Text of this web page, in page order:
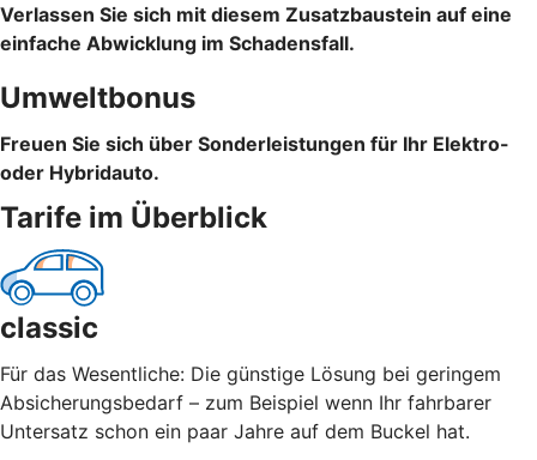
Verlassen Sie sich mit diesem Zusatzbaustein auf eine
einfache Abwicklung im Schadensfall.
Umweltbonus
Freuen Sie sich über Sonderleistungen für Ihr Elektro-
oder Hybridauto.
Tarife im Überblick
classic
Für das Wesentliche: Die günstige Lösung bei geringem
Absicherungsbedarf – zum Beispiel wenn Ihr fahrbarer
Untersatz schon ein paar Jahre auf dem Buckel hat.